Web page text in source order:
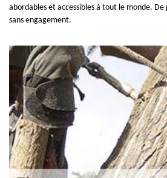
abordables et accessibles à tout le monde.
sans engagement.